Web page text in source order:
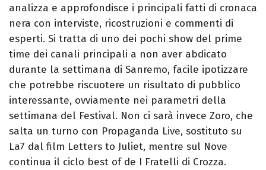
analizza e approfondisce i principali fatti di cronaca
nera con interviste, ricostruzioni e commenti di
esperti. Si tratta di uno dei pochi show del prime
time dei canali principali a non aver abdicato
durante la settimana di Sanremo, facile ipotizzare
che potrebbe riscuotere un risultato di pubblico
interessante, ovviamente nei parametri della
settimana del Festival. Non ci sarà invece Zoro, che
salta un turno con Propaganda Live, sostituto su
La7 dal film Letters to Juliet, mentre sul Nove
continua il ciclo best of de I Fratelli di Crozza.